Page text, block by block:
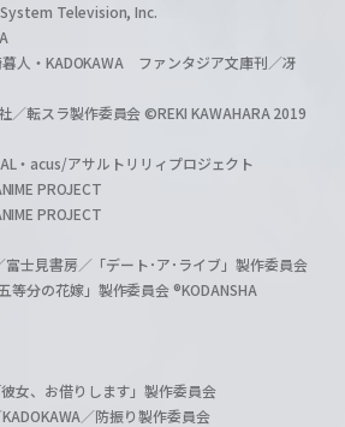
Television, Inc.
人・KADOKAWA ファンタジア文庫刊／冴
／転スラ製作委員会 ©REKI KAWAHARA 2019
・acus/アサルトリリィプロジェクト
PROJECT
PROJECT
士見書房／「デート･ア･ライブ」製作委員会
分の花嫁」製作委員会 ®KODANSHA
女、お借りします」製作委員会
／防振り製作委員会